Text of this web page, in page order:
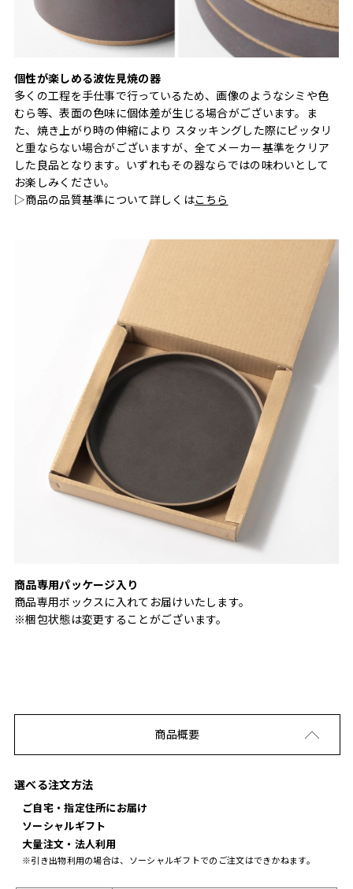
個性が楽しめる波佐見焼の器
多くの工程を手仕事で行っているため、画像のようなシミや色
むら等、表面の色味に個体差が生じる場合がございます。ま
た、焼き上がり時の伸縮により スタッキングした際にピッタリ
と重ならない場合がございますが、全てメーカー基準をクリア
した良品となります。いずれもその器ならではの味わいとして
お楽しみください。
▷商品の品質基準について詳しくはこちら
商品専用パッケージ入り
商品専用ボックスに入れてお届けいたします。
※梱包状態は変更することがございます。
商品概要
選べる注文方法
ご自宅・指定住所にお届け
ソーシャルギフト
大量注文・法人利用
※引き出物利用の場合は、ソーシャルギフトでのご注文はできかねます。